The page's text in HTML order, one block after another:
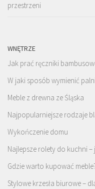
przestrzeni
WNĘTRZE
Jak prać ręczniki
W jaki sposób wymienić
Meble z drewna ze Śląska
Najpopularniejsze rodzaje
Wykończenie domu
Najlepsze rolety do kuchni –
Gdzie warto kupować
Stylowe krzesła biurowe –